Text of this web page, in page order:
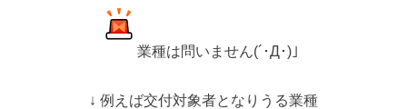
業種は問いません(´･Д･)」
↓ 例えば交付対象者となりうる業種